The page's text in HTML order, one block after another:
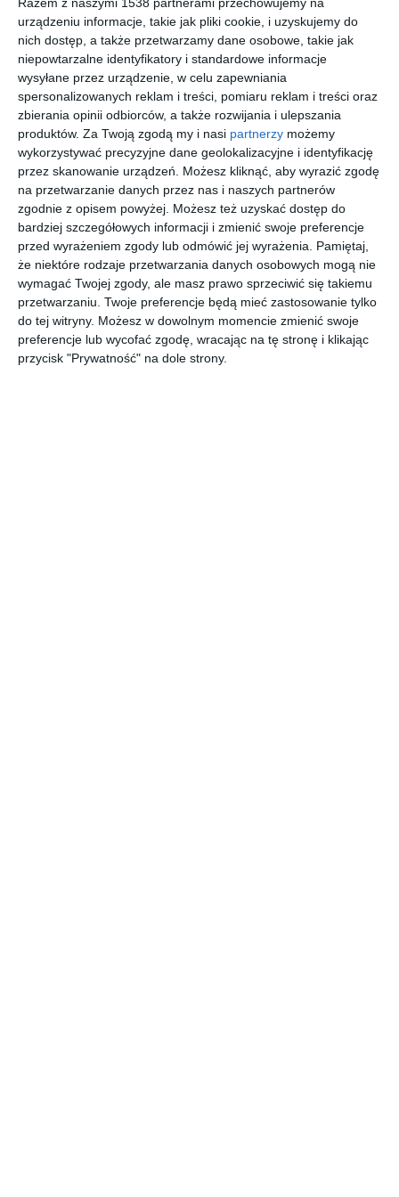
Razem z naszymi 1538 partnerami przechowujemy na
urządzeniu informacje, takie jak pliki cookie, i uzyskujemy do
nich dostęp, a także przetwarzamy dane osobowe, takie jak
niepowtarzalne identyfikatory i standardowe informacje
wysyłane przez urządzenie, w celu zapewniania
spersonalizowanych reklam i treści, pomiaru reklam i treści oraz
zbierania opinii odbiorców, a także rozwijania i ulepszania
produktów. Za Twoją zgodą my i nasi partnerzy możemy
wykorzystywać precyzyjne dane geolokalizacyjne i identyfikację
przez skanowanie urządzeń. Możesz kliknąć, aby wyrazić zgodę
na przetwarzanie danych przez nas i naszych partnerów
zgodnie z opisem powyżej. Możesz też uzyskać dostęp do
bardziej szczegółowych informacji i zmienić swoje preferencje
przed wyrażeniem zgody lub odmówić jej wyrażenia. Pamiętaj,
że niektóre rodzaje przetwarzania danych osobowych mogą nie
wymagać Twojej zgody, ale masz prawo sprzeciwić się takiemu
przetwarzaniu. Twoje preferencje będą mieć zastosowanie tylko
do tej witryny. Możesz w dowolnym momencie zmienić swoje
preferencje lub wycofać zgodę, wracając na tę stronę i klikając
przycisk "Prywatność" na dole strony.
Zatopiony w naturze -
domek wypoczynkowy
z kojącymi widokami
Dodaj do ulubionych
Zatopiony w naturze -
domek wypoczynkowy
z kojącymi widokami